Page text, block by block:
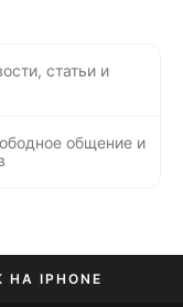
статьи и
общение и
НА IPHONE